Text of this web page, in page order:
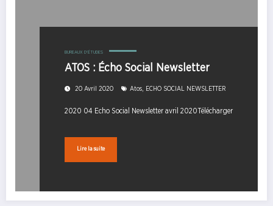
BUREAUX D'ÉTUDES
ATOS : Écho Social Newsletter
20 Avril 2020 Atos ECHO SOCIAL NEWSLETTER
2020 04 Echo Social Newsletter avril 2020Télécharger
Lire la suite